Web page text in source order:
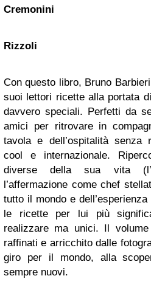
Cremonini
Rizzoli
Con questo libro, Bruno
suoi lettori ricette alla portata
davvero speciali. Perfetti da
amici per ritrovare in
tavola e dell’ospitalità senza
cool e internazionale.
diverse della sua vita
l’affermazione come chef
tutto il mondo e
le ricette per lui più
realizzare ma unici. Il
raffinati e arricchito dalle
giro per il mondo, alla
sempre nuovi.